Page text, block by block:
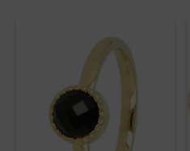
Product stijl
Ringen met steen